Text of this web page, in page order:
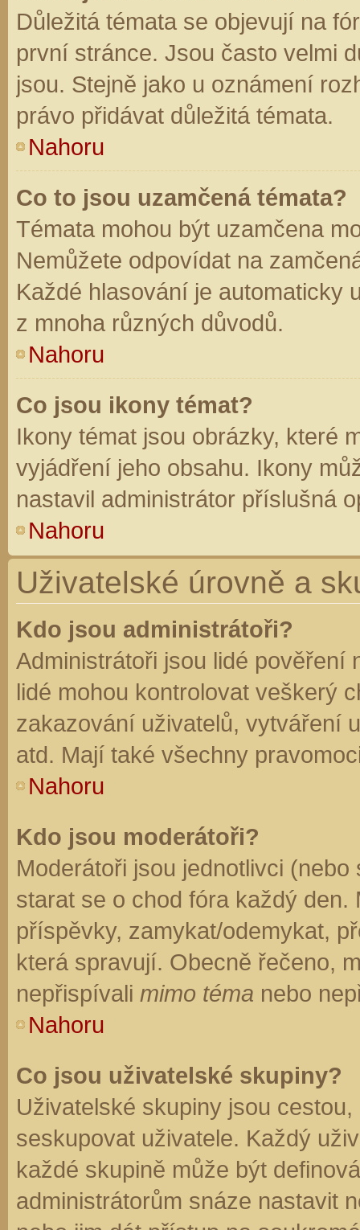
Důležitá témata se objevují na
první stránce. Jsou často velmi
jsou. Stejně jako u oznámení
právo přidávat důležitá témata.
Nahoru
Co to jsou uzamčená témata?
Témata mohou být uzamčena
Nemůžete odpovídat na
Každé hlasování je automaticky
z mnoha různých důvodů.
Nahoru
Co jsou ikony témat?
Ikony témat jsou obrázky, které
vyjádření jeho obsahu. Ikony
nastavil administrátor příslušná
Nahoru
Uživatelské úrovně a
Kdo jsou administrátoři?
Administrátoři jsou lidé pověření
lidé mohou kontrolovat veškerý
zakazování uživatelů, vytváření
atd. Mají také všechny
Nahoru
Kdo jsou moderátoři?
Moderátoři jsou jednotlivci
starat se o chod fóra každý
příspěvky, zamykat/odemykat,
která spravují. Obecně řečeno,
nepřispívali mimo téma nebo
Nahoru
Co jsou uživatelské skupiny?
Uživatelské skupiny jsou
seskupovat uživatele. Každý
každé skupině může být
administrátorům snáze nastavit